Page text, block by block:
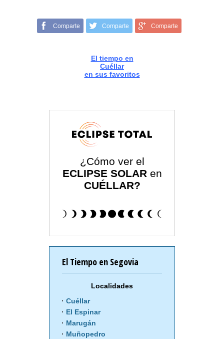
Comparte Comparte Comparte
El tiempo en
Cuéllar
en sus favoritos
¿Cómo ver el
ECLIPSE SOLAR en
CUÉLLAR?
El Tiempo en Segovia
Localidades
Cuéllar
El Espinar
Marugán
Muñopedro